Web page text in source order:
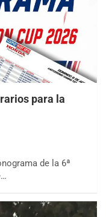
para la
de la 6ª